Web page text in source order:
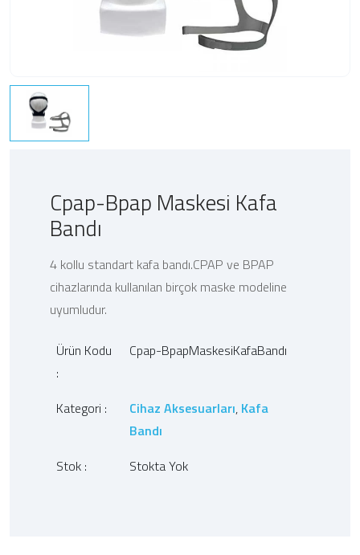
Cpap-Bpap Maskesi Kafa
Bandı
4 kollu standart kafa bandı.CPAP ve BPAP
cihazlarında kullanılan birçok maske modeline
uyumludur.
Ürün Kodu
:
Cpap-BpapMaskesiKafaBandı
Kategori : Cihaz Aksesuarları, Kafa
Bandı
Stok :
Stokta Yok